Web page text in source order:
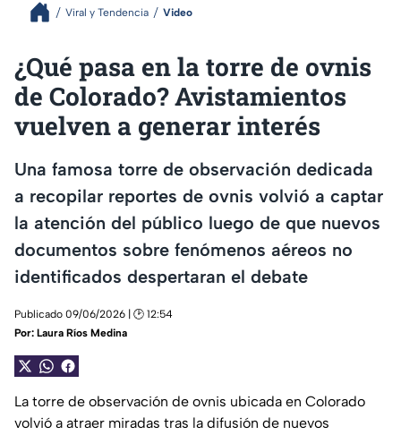
Viral y Tendencia Video
¿Qué pasa en la torre de ovnis
de Colorado? Avistamientos
vuelven a generar interés
Una famosa torre de observación dedicada
a recopilar reportes de ovnis volvió a captar
la atención del público luego de que nuevos
documentos sobre fenómenos aéreos no
identificados despertaran el debate
Publicado 09/06/2026 | 🕑 12:54
Por: Laura Ríos Medina
La torre de observación de ovnis ubicada en Colorado
volvió a atraer miradas tras la difusión de nuevos